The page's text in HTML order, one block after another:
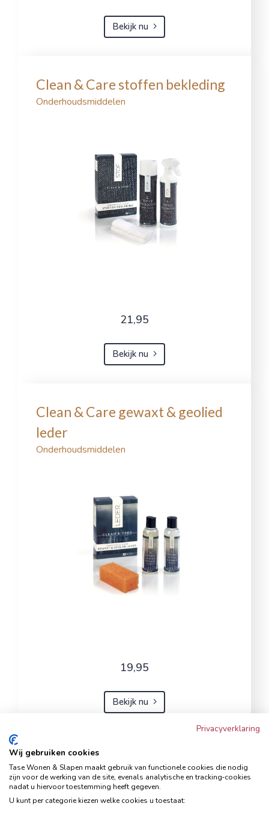
Bekijk nu
Clean & Care stoffen bekleding
Onderhoudsmiddelen
21,95
Bekijk nu
Clean & Care gewaxt & geolied
leder
Onderhoudsmiddelen
19,95
Bekijk nu
Hoekbank Famanti lichtgrijs
rechts
Hoekbanken
Privacyverklaring
Wij gebruiken cookies
Tase Wonen & Slapen maakt gebruik van functionele cookies die nodig
zijn voor de werking van de site, evenals analytische en tracking‑cookies
nadat u hiervoor toestemming heeft gegeven.
U kunt per categorie kiezen welke cookies u toestaat: